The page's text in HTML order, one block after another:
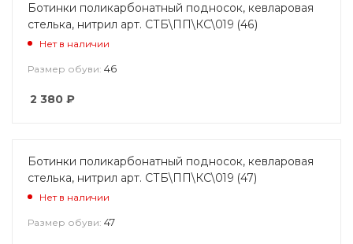
Ботинки поликарбонатный подносок, кевларовая
стелька, нитрил арт. СТБ\ПП\КС\019 (46)
Нет в наличии
Размер обуви: 46
2 380 ₽
Ботинки поликарбонатный подносок, кевларовая
стелька, нитрил арт. СТБ\ПП\КС\019 (47)
Нет в наличии
Размер обуви: 47